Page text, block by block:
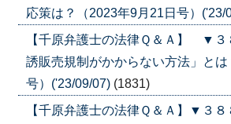
応策は？（2023年9月21日号）('23/
【千原弁護士の法律Ｑ＆Ａ】 ▼
誘販売規制がかからない方法」とは
号）('23/09/07) (1831)
【千原弁護士の法律Ｑ＆Ａ】▼３